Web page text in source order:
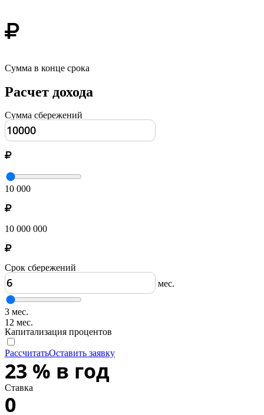
Сумма в конце срока
Расчет дохода
Сумма сбережений
10 000
10 000 000
Срок сбережений
мес.
3 мес.
12 мес.
Капитализация процентов
РассчитатьОставить заявку
23 % в год
Ставка
0